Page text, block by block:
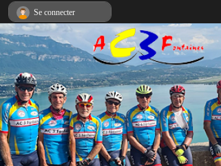
Se connecter
Panneau de gestion des cookies